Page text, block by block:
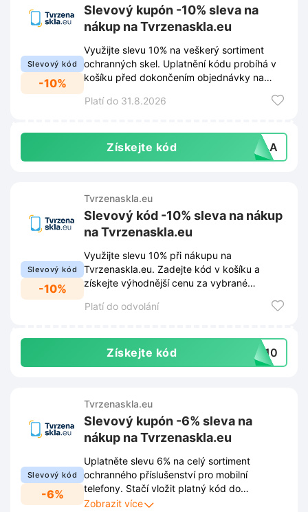
Slevový kód
-10%
Slevový kupón -10% sleva na
nákup na Tvrzenaskla.eu
Využijte slevu 10% na veškerý sortiment
ochranných skel. Uplatnění kódu probíhá v
košíku před dokončením objednávky na
Platí do 31.8.2026
Získejte kód SKLA
Slevový kód
-10%
Tvrzenaskla.eu
Slevový kód -10% sleva na nákup
na Tvrzenaskla.eu
Využijte slevu 10% při nákupu na
Tvrzenaskla.eu. Zadejte kód v košíku a
získejte výhodnější cenu za vybrané
Platí do odvolání
Získejte kód EK10
Slevový kód
-6%
Tvrzenaskla.eu
Slevový kupón -6% sleva na
nákup na Tvrzenaskla.eu
Uplatněte slevu 6% na celý sortiment
ochranného příslušenství pro mobilní
telefony. Stačí vložit platný kód do
příslušného pole v košíku na webu
Zobrazit více